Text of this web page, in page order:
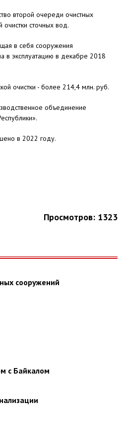
второй очереди очистных
очистки сточных вод.
в себя сооружения
в эксплуатацию в декабре 2018
очистки - более 214,4 млн. руб.
объединение
в 2022 году.
Просмотров: 1323
сооружений
с Байкалом